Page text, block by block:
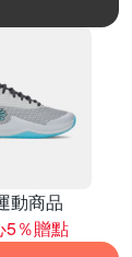
動商品
5％贈點